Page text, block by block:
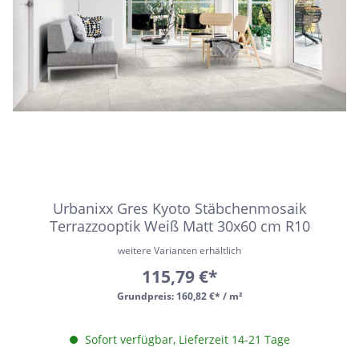
Urbanixx Gres Kyoto Stäbchenmosaik
Terrazzooptik Weiß Matt 30x60 cm R10
Grundpreis: 160,82 €* / m²
weitere Varianten erhältlich
115,79 €*
Sofort verfügbar, Lieferzeit 14-21 Tage